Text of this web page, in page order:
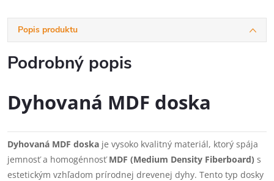
Popis produktu
Podrobný popis
Dyhovaná MDF doska
Dyhovaná MDF doska je vysoko kvalitný materiál, ktorý spája
jemnosť a homogénnosťMDF (Medium Density Fiberboard) s
estetickým vzhľadom prírodnej drevenej dyhy. Tento typ dosky